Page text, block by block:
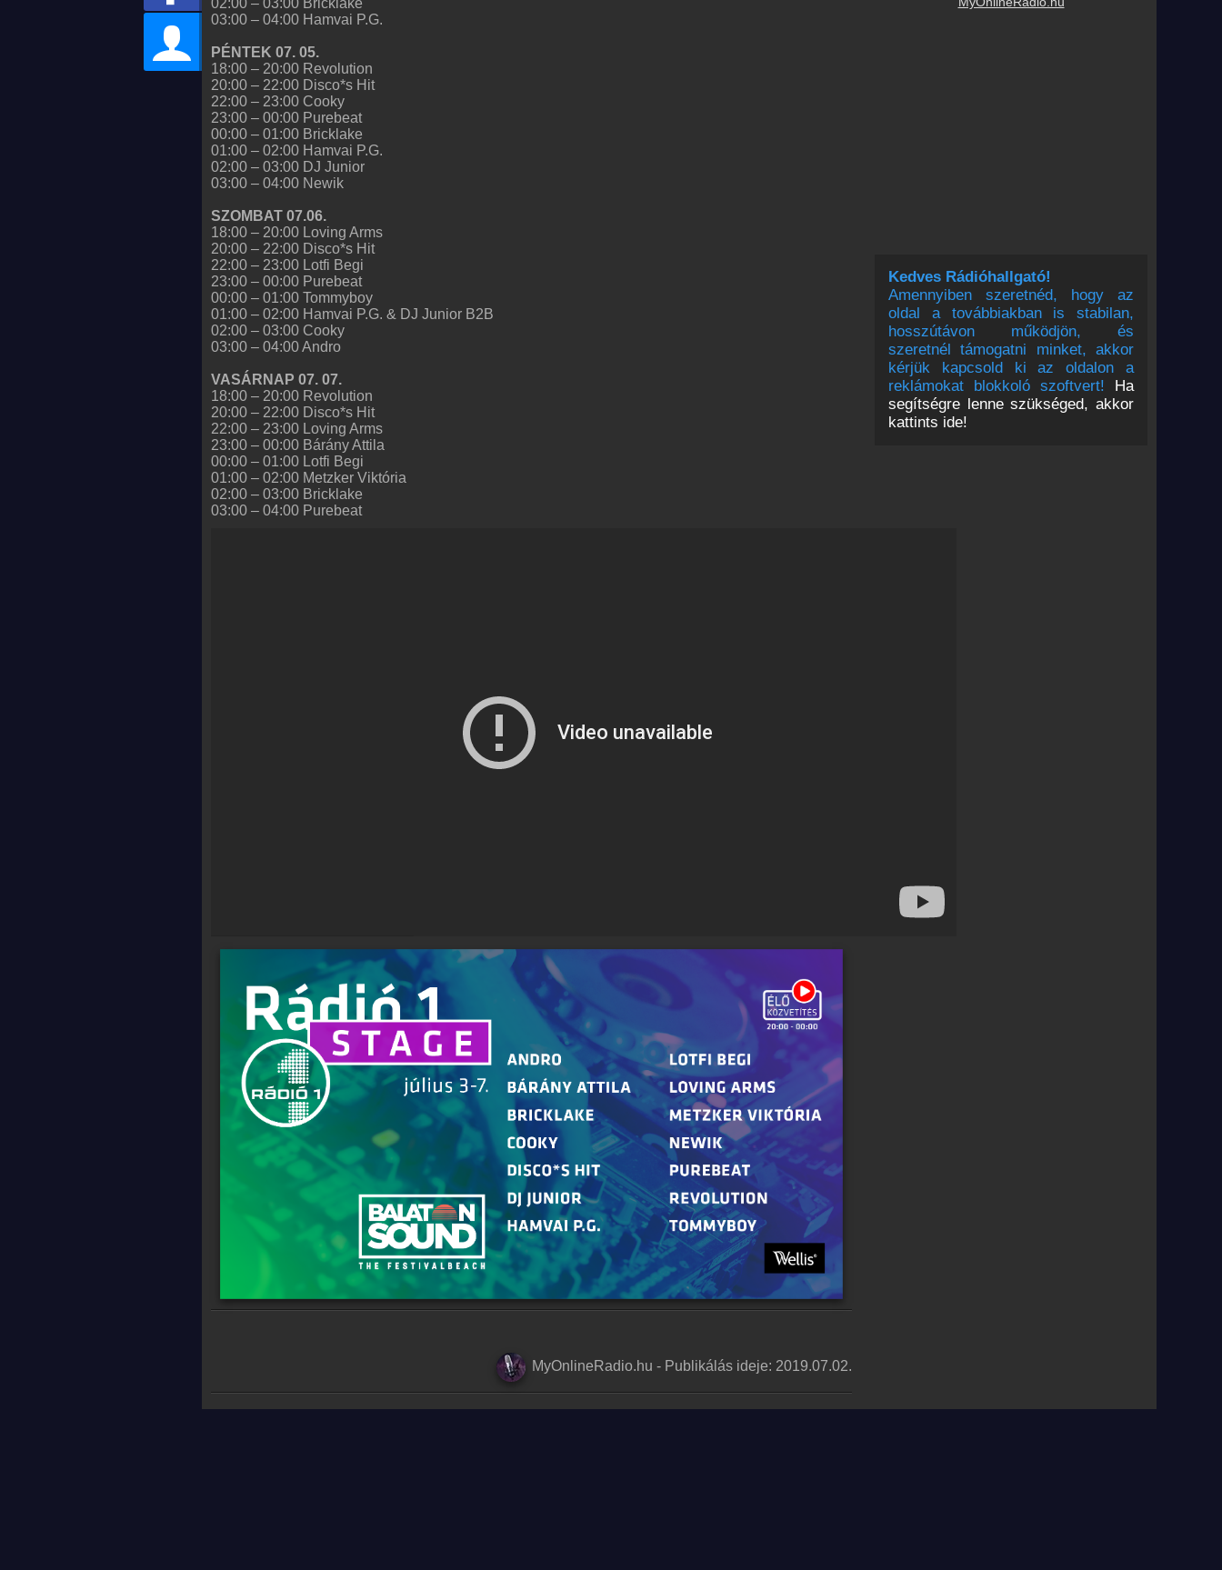
Kedves Rádióhallgató!
Amennyiben szeretnéd, hogy az
oldal a továbbiakban is stabilan,
hosszútávon működjön, és
szeretnél támogatni minket, akkor
kérjük kapcsold ki az oldalon a
reklámokat blokkoló szoftvert! Ha
segítségre lenne szükséged, akkor
kattints ide!
02:00 – 03:00 Bricklake
03:00 – 04:00 Hamvai P.G.
PÉNTEK 07. 05.
18:00 – 20:00 Revolution
20:00 – 22:00 Disco*s Hit
22:00 – 23:00 Cooky
23:00 – 00:00 Purebeat
00:00 – 01:00 Bricklake
01:00 – 02:00 Hamvai P.G.
02:00 – 03:00 DJ Junior
03:00 – 04:00 Newik
SZOMBAT 07.06.
18:00 – 20:00 Loving Arms
20:00 – 22:00 Disco*s Hit
22:00 – 23:00 Lotfi Begi
23:00 – 00:00 Purebeat
00:00 – 01:00 Tommyboy
01:00 – 02:00 Hamvai P.G. & DJ Junior B2B
02:00 – 03:00 Cooky
03:00 – 04:00 Andro
VASÁRNAP 07. 07.
18:00 – 20:00 Revolution
20:00 – 22:00 Disco*s Hit
22:00 – 23:00 Loving Arms
23:00 – 00:00 Bárány Attila
00:00 – 01:00 Lotfi Begi
01:00 – 02:00 Metzker Viktória
02:00 – 03:00 Bricklake
03:00 – 04:00 Purebeat
MyOnlineRadio.hu - Publikálás ideje: 2019.07.02.